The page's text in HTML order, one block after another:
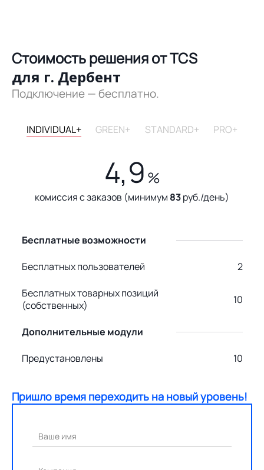
Стоимость решения от TCS
для г. Дербент
Подключение — бесплатно.
INDIVIDUAL+ GREEN+ STANDARD+ PRO+
4,9 %
комиссия с заказов (минимум 83руб./день)
Бесплатные возможности
Бесплатных пользователей 2
Бесплатных товарных позиций
(собственных)
10
Дополнительные модули
Предустановлены 10
Пришло время переходить на новый уровень!
Ваше имя